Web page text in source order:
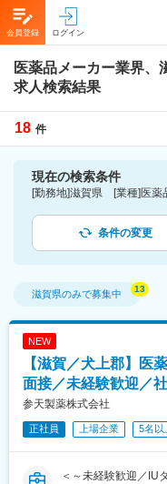
会員登録 ログイン
医薬品メーカー業界、
求人検索結果
18 件
現在の検索条件
条件の変更
滋賀県のみで募集中
NEW
【滋賀／犬上郡】医
面接／未経験歓迎／
参天製薬株式会社
正社員 上場企業 5名以
＜～未経験歓迎／IU